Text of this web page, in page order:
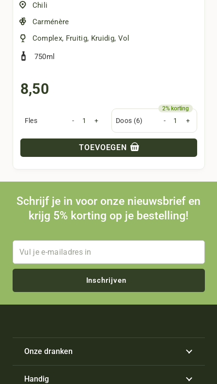
Chili
Carménère
Complex, Fruitig, Kruidig, Vol
750ml
8,50
Fles - + Doos (6) - +
TOEVOEGEN
Schrijf je in voor onze nieuwsbrief en
krijg 5% korting op je bestelling!
Inschrijven
Onze dranken
Handig